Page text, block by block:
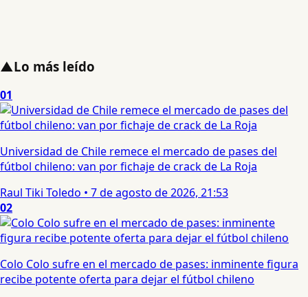
▲Lo más leído
01
Universidad de Chile remece el mercado de pases del
fútbol chileno: van por fichaje de crack de La Roja
Raul Tiki Toledo • 7 de agosto de 2026, 21:53
02
Colo Colo sufre en el mercado de pases: inminente figura
recibe potente oferta para dejar el fútbol chileno